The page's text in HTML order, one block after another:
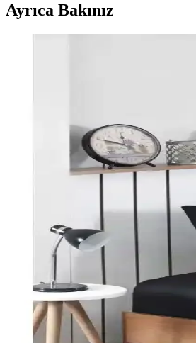
Ayrıca Bakınız
Perde ve nevresim uyumu, krem ve
Yılbaşı Nevresimleri ile Ev
Yılbaşı nevresimleri, renk, motif ve
Karaca Home Lavin %100
Karaca Home’un Lavin nevresim
Özdilek Colormix ve Valoroso
Bu karşılaştırmada Özdilek Colormix ve
Taç Lisanslı Kuromi Temalı
%100 pamuklu Kuromi nevresim takımı,
Karaca Home Nevresim